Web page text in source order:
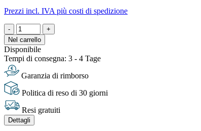
Prezzi incl. IVA più costi di spedizione
-
+
Nel carrello
Disponibile
Tempi di consegna: 3 - 4 Tage
Garanzia di rimborso
Politica di reso di 30 giorni
Resi gratuiti
Dettagli